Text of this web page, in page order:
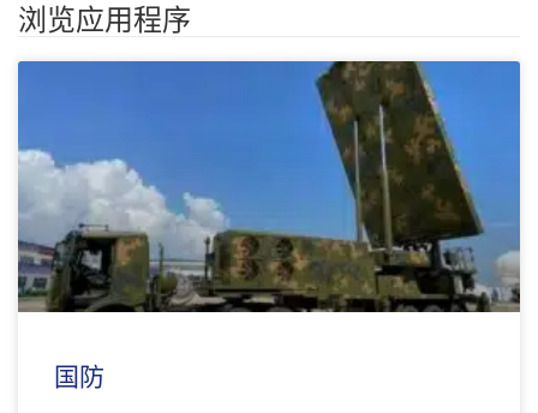
浏览应用程序
国防